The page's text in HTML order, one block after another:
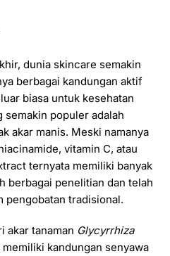
dunia skincare semakin
berbagai kandungan aktif
biasa untuk kesehatan
semakin populer adalah
akar manis. Meski namanya
vitamin C, atau
ternyata memiliki banyak
berbagai penelitian dan telah
pengobatan tradisional.
akar tanaman Glycyrrhiza
kandungan senyawa